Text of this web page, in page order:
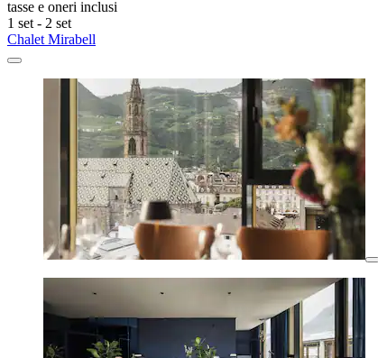
tasse e oneri inclusi
1 set - 2 set
Chalet Mirabell